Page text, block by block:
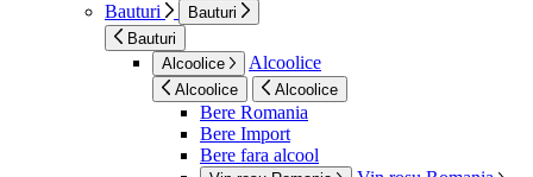
Bauturi
Bauturi
Bauturi
Alcoolice
Alcoolice
Alcoolice Alcoolice
Bere Romania
Bere Import
Bere fara alcool